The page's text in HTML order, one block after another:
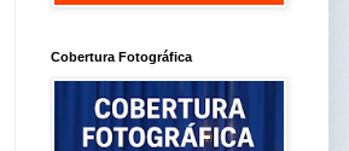
Cobertura Fotográfica